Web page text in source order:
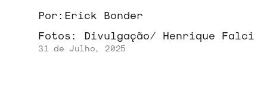
Por: Erick Bonder
Fotos: Divulgação/ Henrique Falci
31 de Julho, 2025